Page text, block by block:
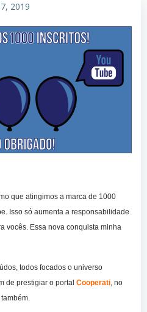
2019
que atingimos a marca de 1000
Isso só aumenta a responsabilidade
vocês. Essa nova conquista minha
todos focados o universo
de prestigiar o portal Cooperati, no